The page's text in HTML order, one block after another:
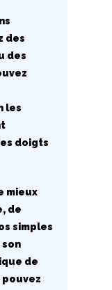
des
des
les
doigts
mieux
de
simples
de
pouvez
tabs
de guitare